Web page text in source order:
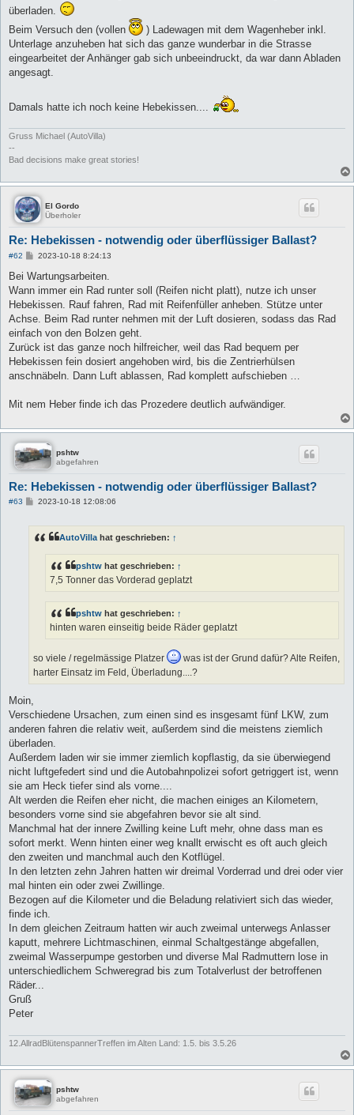
überladen.
Beim Versuch den (vollen
) Ladewagen mit dem Wagenheber inkl.
Unterlage anzuheben hat sich das ganze wunderbar in die Strasse
eingearbeitet der Anhänger gab sich unbeeindruckt, da war dann Abladen
angesagt.
Damals hatte ich noch keine Hebekissen....
Gruss Michael (AutoVilla)
--
Bad decisions make great stories!
El Gordo
Überholer
Re: Hebekissen - notwendig oder überflüssiger Ballast?
#62
B
i
r
a
2023-10-18 8:24:13
Bei Wartungsarbeiten.
Wann immer ein Rad runter soll (Reifen nicht platt), nutze ich unser
Hebekissen. Rauf fahren, Rad mit Reifenfüller anheben. Stütze unter
Achse. Beim Rad runter nehmen mit der Luft dosieren, sodass das Rad
einfach von den Bolzen geht.
Zurück ist das ganze noch hilfreicher, weil das Rad bequem per
Hebekissen fein dosiert angehoben wird, bis die Zentrierhülsen
anschnäbeln. Dann Luft ablassen, Rad komplett aufschieben …
Mit nem Heber finde ich das Prozedere deutlich aufwändiger.
pshtw
abgefahren
Re: Hebekissen - notwendig oder überflüssiger Ballast?
#63
B
r
2023-10-18 12:08:06
AutoVilla hat geschrieben: ↑
pshtw hat geschrieben: ↑
7,5 Tonner das Vorderad geplatzt
pshtw hat geschrieben: ↑
hinten waren einseitig beide Räder geplatzt
so viele / regelmässige Platzer
was ist der Grund dafür? Alte Reifen,
harter Einsatz im Feld, Überladung....?
Moin,
Verschiedene Ursachen, zum einen sind es insgesamt fünf LKW, zum
anderen fahren die relativ weit, außerdem sind die meistens ziemlich
überladen.
Außerdem laden wir sie immer ziemlich kopflastig, da sie überwiegend
nicht luftgefedert sind und die Autobahnpolizei sofort getriggert ist, wenn
sie am Heck tiefer sind als vorne....
Alt werden die Reifen eher nicht, die machen einiges an Kilometern,
besonders vorne sind sie abgefahren bevor sie alt sind.
Manchmal hat der innere Zwilling keine Luft mehr, ohne dass man es
sofort merkt. Wenn hinten einer weg knallt erwischt es oft auch gleich
den zweiten und manchmal auch den Kotflügel.
In den letzten zehn Jahren hatten wir dreimal Vorderrad und drei oder vier
mal hinten ein oder zwei Zwillinge.
Bezogen auf die Kilometer und die Beladung relativiert sich das wieder,
finde ich.
In dem gleichen Zeitraum hatten wir auch zweimal unterwegs Anlasser
kaputt, mehrere Lichtmaschinen, einmal Schaltgestänge abgefallen,
zweimal Wasserpumpe gestorben und diverse Mal Radmuttern lose in
unterschiedlichem Schweregrad bis zum Totalverlust der betroffenen
Räder...
Gruß
Peter
12.AllradBlütenspannerTreffen im Alten Land: 1.5. bis 3.5.26
pshtw
abgefahren